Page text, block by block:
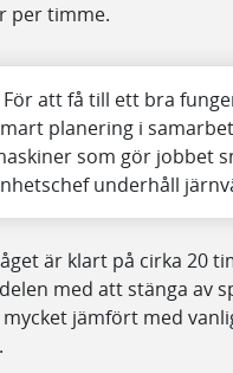
per timme.
För att få till ett bra
planering i
som gör jobbet
underhåll
är klart på cirka 20
med att stänga av
jämfört med